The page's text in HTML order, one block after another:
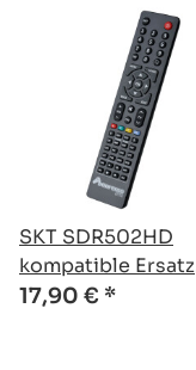
SKT SDR502HD
kompatible Ersatz
Fernbedienung
17,90 € *